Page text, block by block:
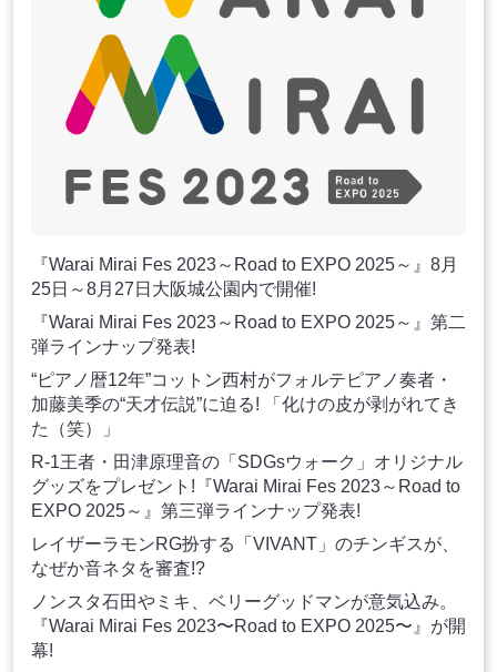
『Warai Mirai Fes 2023～Road to EXPO 2025～』8月
25日～8月27日大阪城公園内で開催!
『Warai Mirai Fes 2023～Road to EXPO 2025～』第二
弾ラインナップ発表!
“ピアノ暦12年”コットン西村がフォルテピアノ奏者・
加藤美季の“天才伝説”に迫る! 「化けの皮が剥がれてき
た（笑）」
R-1王者・田津原理音の「SDGsウォーク」オリジナル
グッズをプレゼント!『Warai Mirai Fes 2023～Road to
EXPO 2025～』第三弾ラインナップ発表!
レイザーラモンRG扮する「VIVANT」のチンギスが、
なぜか音ネタを審査!?
ノンスタ石田やミキ、ベリーグッドマンが意気込み。
『Warai Mirai Fes 2023〜Road to EXPO 2025〜』が開
幕!